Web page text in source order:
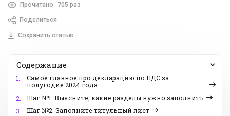
Прочитано: 705 раз
Поделиться
Сохранить статью
Содержание
1.
Самое главное про декларацию по НДС за
полугодие 2024 года
2.
Шаг №1. Выясните, какие разделы нужно заполнить
3.
Шаг №2. Заполните титульный лист